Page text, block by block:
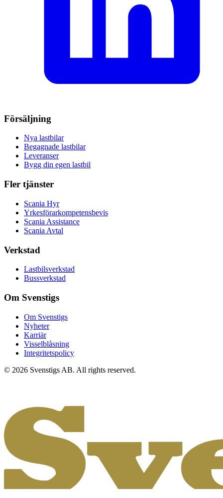
Försäljning
Nya lastbilar
Begagnade lastbilar
Leveranser
Bygg din egen lastbil
Fler tjänster
Scania Hyr
Yrkesförarkompetensbevis
Scania Assistance
Scania Avtal
Verkstad
Lastbilsverkstad
Bussverkstad
Om Svenstigs
Om Svenstigs
Nyheter
Karriär
Visselblåsning
Integritetspolicy
© 2026 Svenstigs AB. All rights reserved.